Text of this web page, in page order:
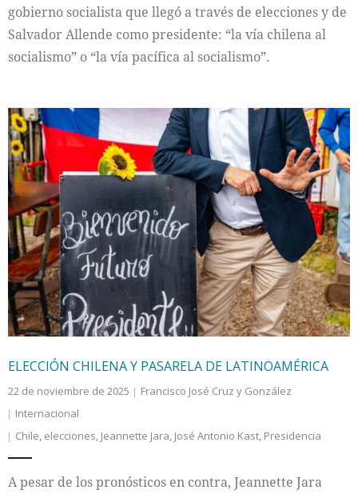
gobierno socialista que llegó a través de elecciones y de
Salvador Allende como presidente: “la vía chilena al
socialismo” o “la vía pacífica al socialismo”.
ELECCIÓN CHILENA Y PASARELA DE LATINOAMÉRICA
22 de noviembre de 2025
Francisco José Cruz y González
Internacional
Chile, elecciones, Jeannette Jara, José Antonio Kast, Presidencia
A pesar de los pronósticos en contra, Jeannette Jara